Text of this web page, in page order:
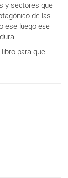
y sectores que
de las
ese luego ese
para que